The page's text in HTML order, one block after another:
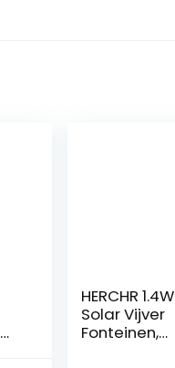
HERCHR 1.4W
Solar Vijver
Fonteinen,